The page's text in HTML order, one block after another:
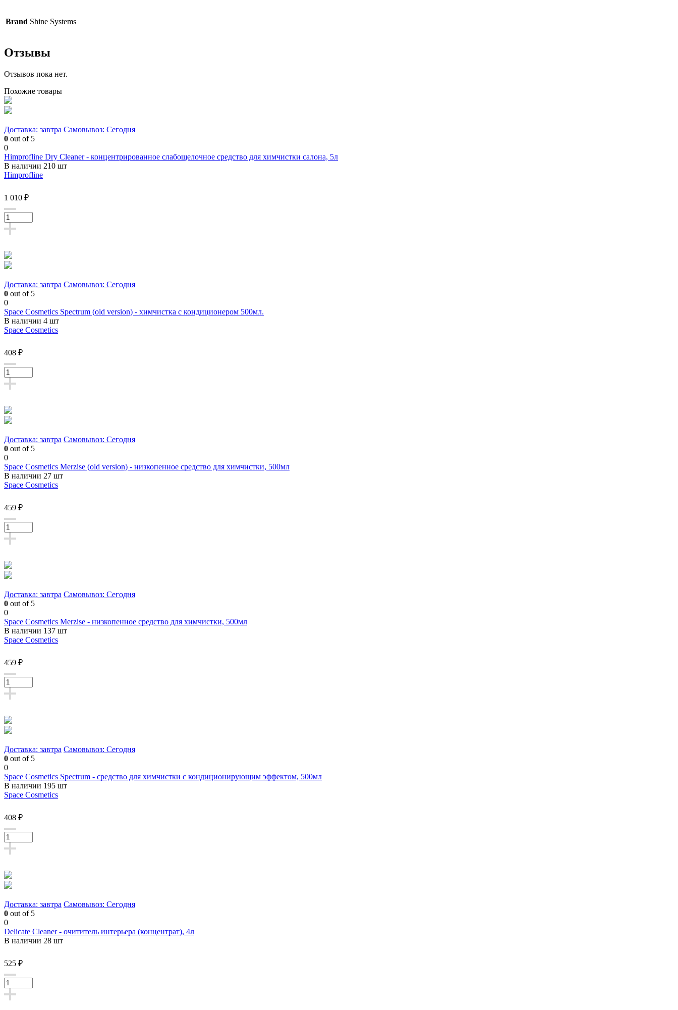
Brand Shine Systems
Отзывы
Отзывов пока нет.
Похожие товары
Доставка: завтра Самовывоз: Сегодня
0 out of 5
0
Himprofline Dry Cleaner - концентрированное слабощелочное средство для химчистки салона, 5л
В наличии 210 шт
Himprofline
1 010 ₽
Доставка: завтра Самовывоз: Сегодня
0 out of 5
0
Space Cosmetics Spectrum (old version) - химчистка с кондиционером 500мл.
В наличии 4 шт
Space Cosmetics
408 ₽
Доставка: завтра Самовывоз: Сегодня
0 out of 5
0
Space Cosmetics Merzise (old version) - низкопенное средство для химчистки, 500мл
В наличии 27 шт
Space Cosmetics
459 ₽
Доставка: завтра Самовывоз: Сегодня
0 out of 5
0
Space Cosmetics Merzise - низкопенное средство для химчистки, 500мл
В наличии 137 шт
Space Cosmetics
459 ₽
Доставка: завтра Самовывоз: Сегодня
0 out of 5
0
Space Cosmetics Spectrum - средство для химчистки с кондиционирующим эффектом, 500мл
В наличии 195 шт
Space Cosmetics
408 ₽
Доставка: завтра Самовывоз: Сегодня
0 out of 5
0
Delicate Cleaner - очититель интерьера (концентрат), 4л
В наличии 28 шт
525 ₽